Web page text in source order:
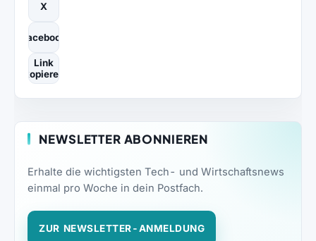
X
Facebook
Link
kopieren
NEWSLETTER ABONNIEREN
Erhalte die wichtigsten Tech- und Wirtschaftsnews
einmal pro Woche in dein Postfach.
ZUR NEWSLETTER-ANMELDUNG